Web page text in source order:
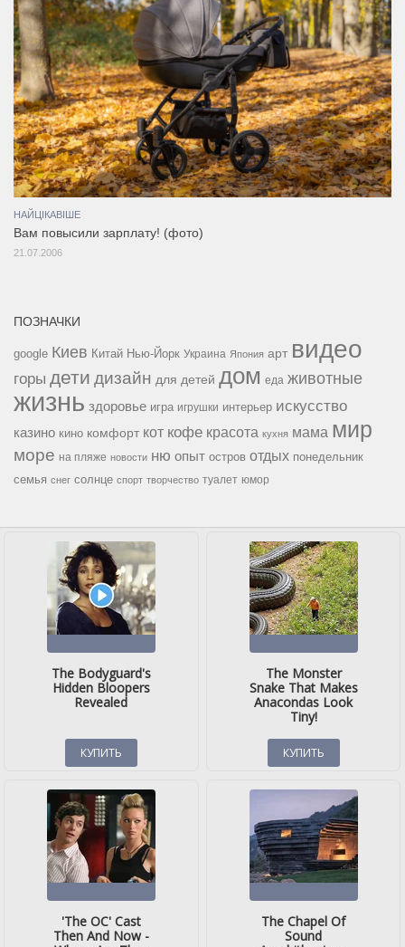
НАЙЦІКАВІШЕ
Вам повысили зарплату! (фото)
21.07.2006
ПОЗНАЧКИ
google Киев Китай Нью-Йорк Украина Япония арт видео
горы дети дизайн для детей дом еда животные
жизнь здоровье игра игрушки интерьер искусство
казино кино комфорт кот кофе красота кухня мама мир
море на пляже новости ню опыт остров отдых понедельник
семья снег солнце спорт творчество туалет юмор